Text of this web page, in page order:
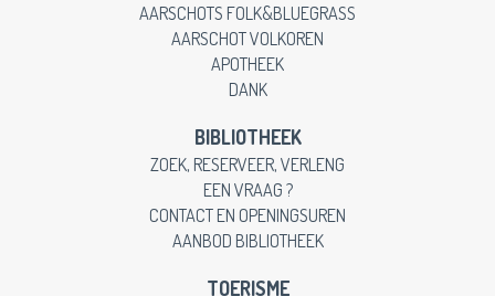
AARSCHOTS FOLK&BLUEGRASS
AARSCHOT VOLKOREN
APOTHEEK
DANK
BIBLIOTHEEK
ZOEK, RESERVEER, VERLENG
EEN VRAAG ?
CONTACT EN OPENINGSUREN
AANBOD BIBLIOTHEEK
TOERISME